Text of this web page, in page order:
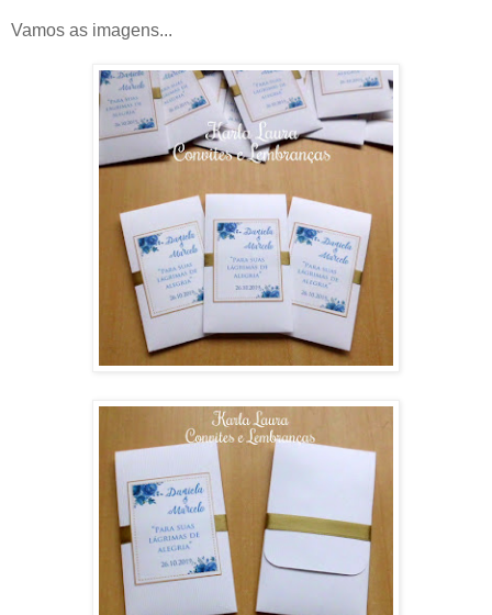
Vamos as imagens...